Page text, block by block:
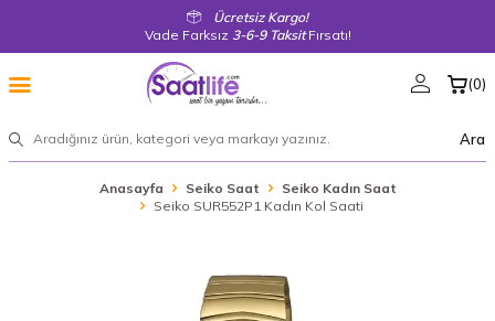
Ücretsiz Kargo!
Vade Farksız 3-6-9 TaksitFırsatı!
Ara
(0)
Anasayfa Seiko Saat
Seiko Kadın Saat
Seiko SUR552P1 Kadın Kol Saati